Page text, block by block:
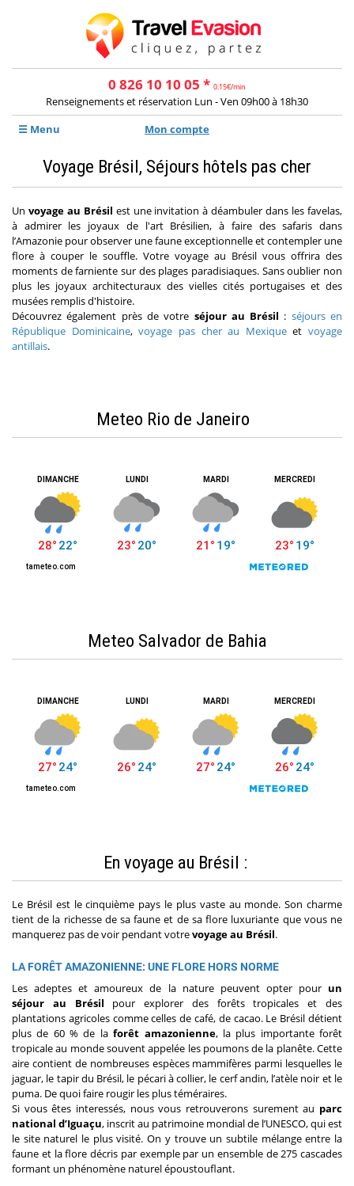
0 826 10 10 05 * 0.15€/min
Renseignements et réservation Lun - Ven 09h00 à 18h30
☰ Menu
Mon compte
Voyage Brésil, Séjours hôtels pas cher
Un voyage au Brésil est une invitation à déambuler dans les favelas,
à admirer les joyaux de l'art Brésilien, à faire des safaris dans
l’Amazonie pour observer une faune exceptionnelle et contempler une
flore à couper le souffle. Votre voyage au Brésil vous offrira des
moments de farniente sur des plages paradisiaques. Sans oublier non
plus les joyaux architecturaux des vielles cités portugaises et des
musées remplis d'histoire.
Découvrez également près de votre séjour au Brésil : séjours en
République Dominicaine,voyage pas cher au Mexiqueet voyage
antillais.
Meteo Rio de Janeiro
Meteo Salvador de Bahia
En voyage au Brésil :
Le Brésil est le cinquième pays le plus vaste au monde. Son charme
tient de la richesse de sa faune et de sa flore luxuriante que vous ne
manquerez pas de voir pendant votrevoyage au Brésil.
LA FORÊT AMAZONIENNE: UNE FLORE HORS NORME
Les adeptes et amoureux de la nature peuvent opter pour un
séjour au Brésil pour explorer des forêts tropicales et des
plantations agricoles comme celles de café, de cacao. Le Brésil détient
plus de 60 % de laforêt amazonienne, la plus importante forêt
tropicale au monde souvent appelée les poumons de la planête. Cette
aire contient de nombreuses espèces mammifères parmi lesquelles le
jaguar, le tapir du Brésil, le pécari à collier, le cerf andin, l’atèle noir et le
puma. De quoi faire rougir les plus téméraires.
Si vous êtes interessés, nous vous retrouverons surement au parc
national d’Iguaçu, inscrit au patrimoine mondial de l’UNESCO, qui est
le site naturel le plus visité. On y trouve un subtile mélange entre la
faune et la flore décris par exemple par un ensemble de 275 cascades
formant un phénomène naturel époustouflant.